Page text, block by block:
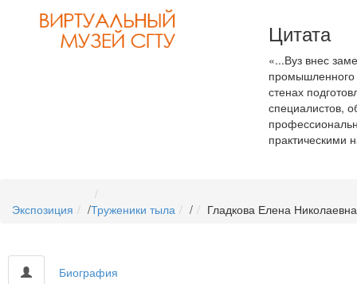
Цитата
«...Вуз внес
промышленного
стенах
специалистов,
практическими
Экспозиция /Труженики тыла / Гладкова Елена Николаевна
Биография